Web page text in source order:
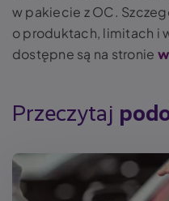
w pakiecie z OC.
o produktach, limitach i
dostępne są na stronie
Przeczytaj